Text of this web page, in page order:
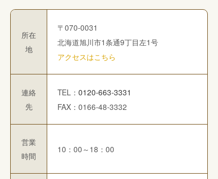
所在
地
〒070-0031
北海道旭川市1条通9丁目左1号
アクセスはこちら
連絡
先
TEL： 0120-663-3331
FAX：0166-48-3332
営業
時間
10：00～18：00